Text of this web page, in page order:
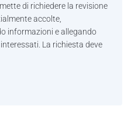
di richiedere la revisione
accolte,
informazioni e allegando
La richiesta deve